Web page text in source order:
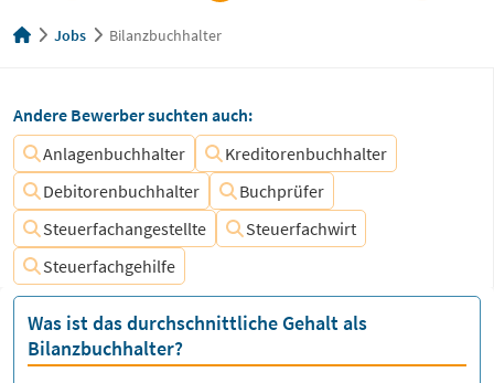
Jobs Bilanzbuchhalter
Andere Bewerber suchten auch:
Anlagenbuchhalter
Kreditorenbuchhalter
Debitorenbuchhalter
Buchprüfer
Steuerfachangestellte
Steuerfachwirt
Steuerfachgehilfe
Was ist das durchschnittliche Gehalt als
Bilanzbuchhalter?